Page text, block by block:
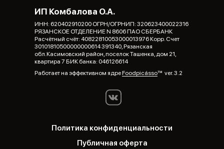
ИП Комбалова О.А.
ИНН: 620402910200 ОГРН/ОГРНИП: 320623400022316
РЯЗАНСКОЕ ОТДЕЛЕНИЕ N 8606 ПАО СБЕРБАНК
Расчётный счёт: 40822810053000013976 Корр. Счет
30101810500000000614 391340, Рязанская
обл.Касимовский район, поселок Ташенка, дом 21,
квартира 7 БИК банка: 046126614
Работает на эффективном ядреFoodpicássover. 3.2
Политика конфиденциальности
Публичная оферта